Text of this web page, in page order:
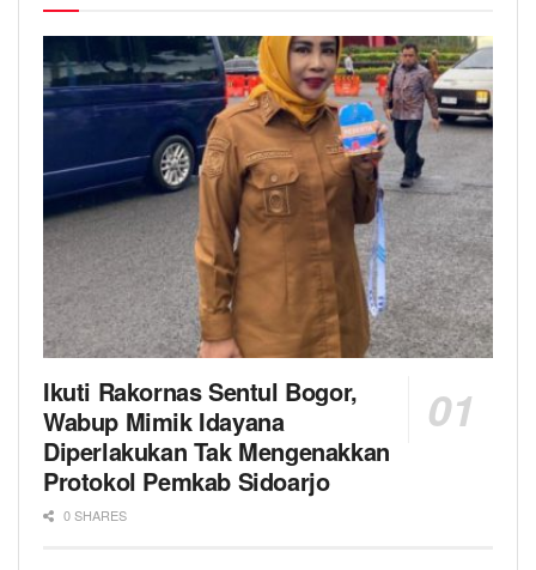
Ikuti Rakornas Sentul Bogor,
Wabup Mimik Idayana
Diperlakukan Tak Mengenakkan
Protokol Pemkab Sidoarjo
0 SHARES